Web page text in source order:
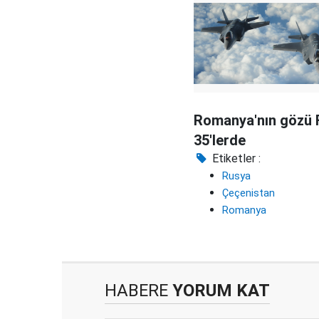
Romanya'nın gözü
35'lerde
Etiketler :
Rusya
Çeçenistan
Romanya
HABERE YORUM KAT